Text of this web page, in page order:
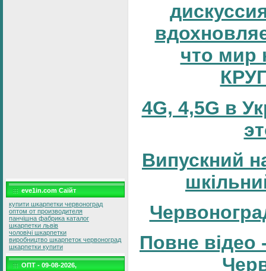
eve1in.com Саїйт
купити шкарпетки червоноград
оптом от производителя
панчішна фабрика каталог
шкарпетки львів
чоловічі шкарпетки
виробництво шкарпеток червоноград
шкарпетки купити
ОПТ - 09-08-2026,
что мир
4G, 4,5G в
Випускний
Повне відео